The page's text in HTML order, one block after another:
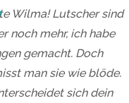
Wilma! Lutscher sind
noch mehr, ich habe
gemacht. Doch
man sie wie blöde.
sich dein